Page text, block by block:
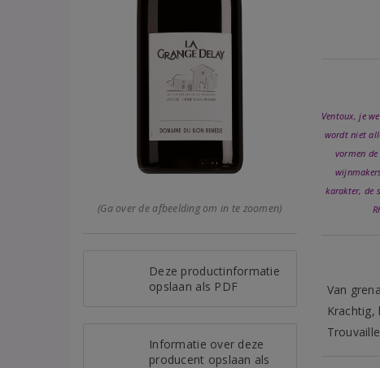
(Ga over de afbeelding om in te zoomen)
Deze productinformatie
opslaan als PDF
Informatie over deze
producent opslaan als
Ventoux, je
wordt niet
vormen
karakter, de
Van